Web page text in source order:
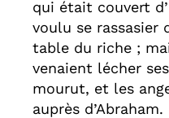
qui était couvert
voulu se rassasier
table du riche ;
venaient lécher
mourut, et les
auprès